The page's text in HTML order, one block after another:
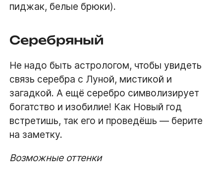
пиджак, белые брюки).
Серебряный
Не надо быть астрологом, чтобы увидеть
связь серебра с Луной, мистикой и
загадкой. А ещё серебро символизирует
богатство и изобилие! Как Новый год
встретишь, так его и проведёшь — берите
на заметку.
Возможные оттенки